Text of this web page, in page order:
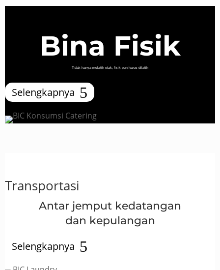
Bina Fisik
Tidak hanya melatih otak, fisik pun harus dilatih
Selengkapnya
Transportasi
Antar jemput kedatangan
dan kepulangan
Selengkapnya